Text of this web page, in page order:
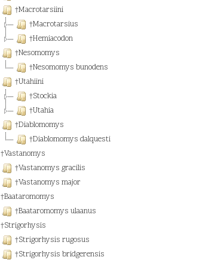
†Macrotarsiini
†Macrotarsius
†Hemiacodon
†Nesomomys
†Nesomomys bunodens
†Utahiini
†Stockia
†Utahia
†Diablomomys
†Diablomomys dalquesti
†Vastanomys
†Vastanomys gracilis
†Vastanomys major
†Baataromomys
†Baataromomys ulaanus
†Strigorhysis
†Strigorhysis rugosus
†Strigorhysis bridgerensis